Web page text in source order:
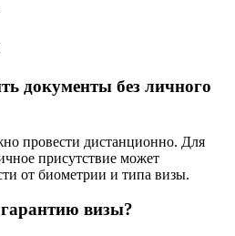
документы без личного
провести дистанционно. Для
присутствие может
от биометрии и типа визы.
визы?